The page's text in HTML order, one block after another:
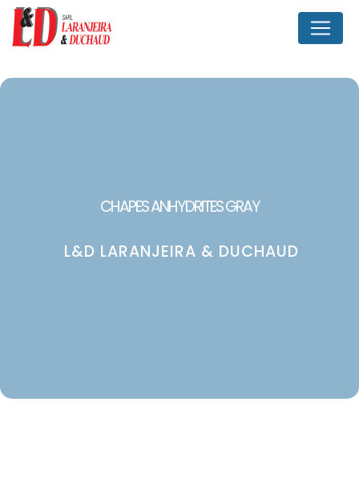
CHAPES ANHYDRITES GRAY
L&D LARANJEIRA & DUCHAUD
Panneau de gestion des cookies